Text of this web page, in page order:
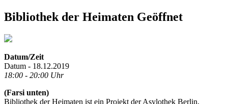
Bibliothek der Heimaten Geöffnet
Datum/Zeit
Datum - 18.12.2019
18:00 - 20:00 Uhr
(Farsi unten)
Bibliothek der Heimaten ist ein Projekt der Asylothek Berlin,